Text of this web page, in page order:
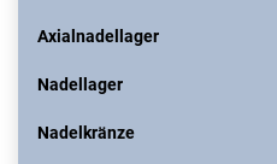
Axialnadellager
Nadellager
Nadelkränze